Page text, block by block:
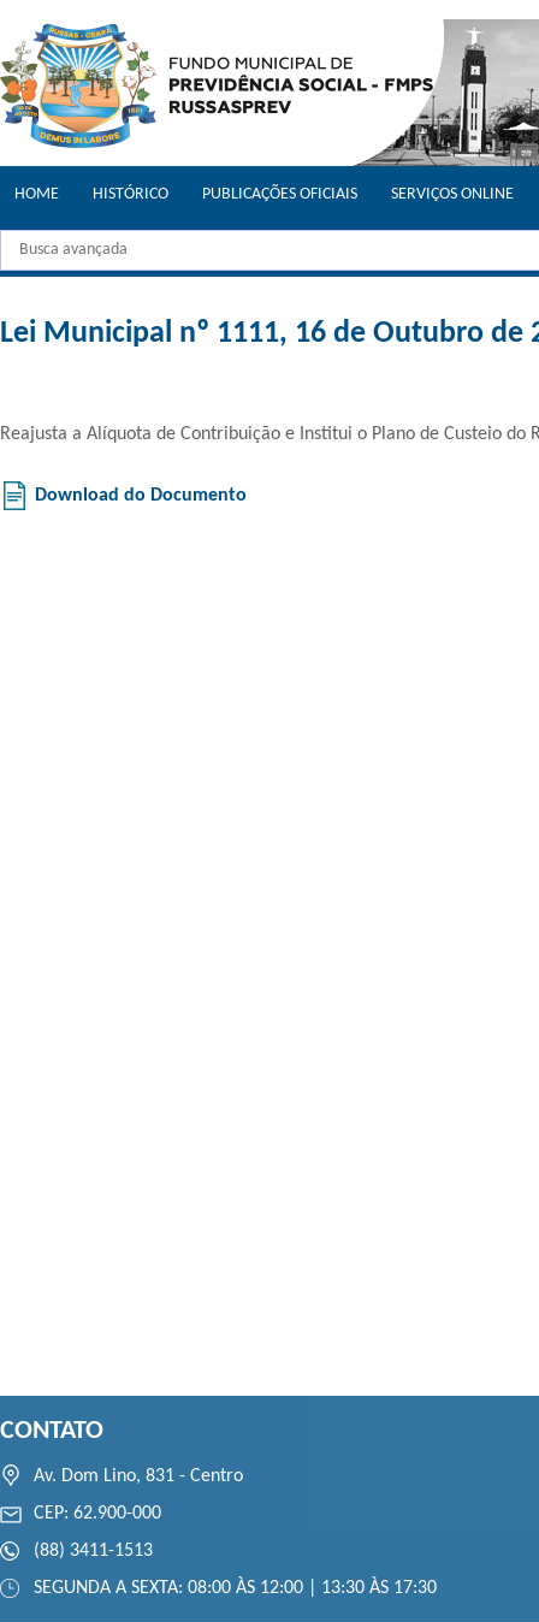
HOME HISTÓRICO PUBLICAÇÕES OFICIAIS SERVIÇOS ONLINE
Lei Municipal nº 1111, 16 de Outubro de
Reajusta a Alíquota de Contribuição e Institui o Plano de Custeio do
Download do Documento
CONTATO
Av. Dom Lino, 831 - Centro
CEP: 62.900-000
(88) 3411-1513
SEGUNDA A SEXTA: 08:00 ÀS 12:00 | 13:30 ÀS 17:30